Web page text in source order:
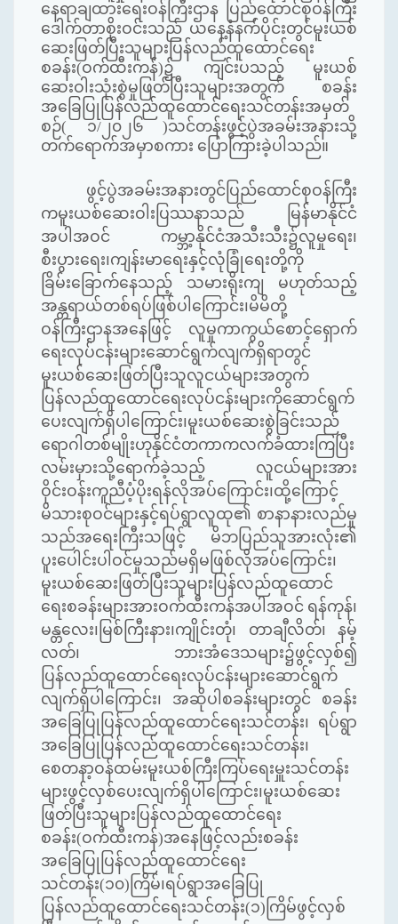
နေရာချထားရေးဝန်ကြီးဌာန ပြည်ထောင်စုဝန်ကြီး
ဒေါက်တာစိုးဝင်းသည် ယနေ့နံနက်ပိုင်းတွင်မူးယစ်
ဆေးဖြတ်ပြီးသူများပြန်လည်ထူထောင်ရေး
စခန်း(ဝက်ထီးကန်)၌ ကျင်းပသည့် မူးယစ်
ဆေးဝါးသုံးစွဲမှုဖြတ်ပြီးသူများအတွက် စခန်း
အခြေပြုပြန်လည်ထူထောင်ရေးသင်တန်းအမှတ်
စဉ်( ၁/၂၀၂၆ )သင်တန်းဖွင့်ပွဲအခမ်းအနားသို့
တက်ရောက်အမှာစကား ပြောကြားခဲ့ပါသည်။
ဖွင့်ပွဲအခမ်းအနားတွင်ပြည်ထောင်စုဝန်ကြီး
ကမူးယစ်ဆေးဝါးပြဿနာသည် မြန်မာနိုင်ငံ
အပါအဝင် ကမ္ဘာ့နိုင်ငံအသီးသီး၌လူမှုရေး၊
စီးပွားရေး၊ကျန်းမာရေးနှင့်လုံခြုံရေးတို့ကို
ခြိမ်းခြောက်နေသည့် သမားရိုးကျ မဟုတ်သည့်
အန္တရာယ်တစ်ရပ်ဖြစ်ပါကြောင်း၊မိမိတို့
ဝန်ကြီးဌာနအနေဖြင့် လူမှုကာကွယ်စောင့်ရှောက်
ရေးလုပ်ငန်းများဆောင်ရွက်လျက်ရှိရာတွင်
မူးယစ်ဆေးဖြတ်ပြီးသူလူငယ်များအတွက်
ပြန်လည်ထူထောင်ရေးလုပ်ငန်းများကိုဆောင်ရွက်
ပေးလျက်ရှိပါကြောင်း၊မူးယစ်ဆေးစွဲခြင်းသည်
ရောဂါတစ်မျိုးဟုနိုင်ငံတကာကလက်ခံထားကြပြီး
လမ်းမှားသို့ရောက်ခဲ့သည့် လူငယ်များအား
ဝိုင်းဝန်းကူညီပံ့ပိုးရန်လိုအပ်ကြောင်း၊ထို့ကြောင့်
မိသားစုဝင်များနှင့်ရပ်ရွာလူထု၏ စာနာနားလည်မှု
သည်အရေးကြီးသဖြင့် မိဘပြည်သူအားလုံး၏
ပူးပေါင်းပါဝင်မှုသည်မရှိမဖြစ်လိုအပ်ကြောင်း၊
မူးယစ်ဆေးဖြတ်ပြီးသူများပြန်လည်ထူထောင်
ရေးစခန်းများအားဝက်ထီးကန်အပါအဝင် ရန်ကုန်၊
မန္တလေး၊မြစ်ကြီးနား၊ကျိုင်းတုံ၊ တာချီလိတ်၊ နမ့်
လတ်၊ ဘားအံဒေသများ၌ဖွင့်လှစ်၍
ပြန်လည်ထူထောင်ရေးလုပ်ငန်းများဆောင်ရွက်
လျက်ရှိပါကြောင်း၊ အဆိုပါစခန်းများတွင် စခန်း
အခြေပြုပြန်လည်ထူထောင်ရေးသင်တန်း၊ ရပ်ရွာ
အခြေပြုပြန်လည်ထူထောင်ရေးသင်တန်း၊
စေတနာ့ဝန်ထမ်းမူးယစ်ကြီးကြပ်ရေးမှူးသင်တန်း
များဖွင့်လှစ်ပေးလျက်ရှိပါကြောင်း၊မူးယစ်ဆေး
ဖြတ်ပြီးသူများပြန်လည်ထူထောင်ရေး
စခန်း(ဝက်ထီးကန်)အနေဖြင့်လည်းစခန်း
အခြေပြုပြန်လည်ထူထောင်ရေး
သင်တန်း(၁၀)ကြိမ်၊ရပ်ရွာအခြေပြု
ပြန်လည်ထူထောင်ရေးသင်တန်း(၁)ကြိမ်ဖွင့်လှစ်